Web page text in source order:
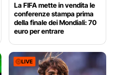
La FIFA mette in vendita le
conferenze stampa prima
della finale dei Mondiali: 70
euro per entrare
LIVE